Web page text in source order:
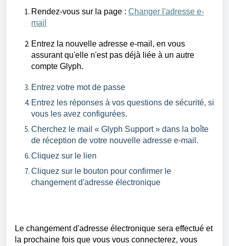
Rendez-vous sur la page : Changer l'adresse e-
mail
Entrez la nouvelle adresse e-mail , en vous
assurant qu'elle n'est pas déjà liée à un autre
compte Glyph.
Entrez votre mot de passe
Entrez les réponses à vos questions de sécurité, si
vous les avez configurées.
Cherchez le mail « Glyph Support » dans la boîte
de réception de votre nouvelle adresse e-mail .
Cliquez sur le lien
Cliquez sur le bouton pour confirmer le
changement d'adresse électronique
Le changement d'adresse électronique sera effectué et
la prochaine fois que vous vous connecterez, vous